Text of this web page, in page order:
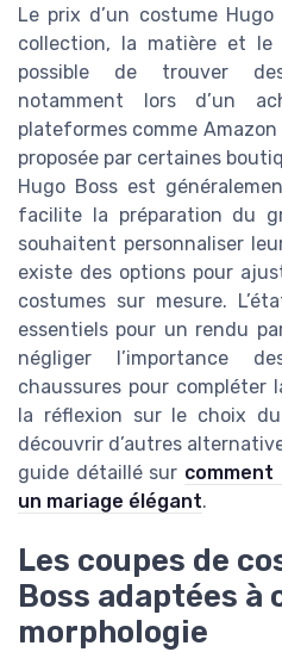
Le prix d’un costume
collection, la matière et le
possible de trouver
notamment lors d’un
plateformes comme
proposée par certaines
Hugo Boss est
facilite la préparation du
souhaitent personnaliser
existe des options pour
costumes sur mesure.
essentiels pour un rendu
négliger l’importance
chaussures pour compléter
la réflexion sur le choix
découvrir d’autres
guide détaillé sur comment
un mariage élégant.
Les coupes de
Boss adaptées à
morphologie